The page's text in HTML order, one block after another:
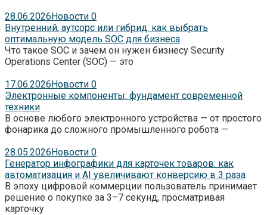
28.06.2026Новости 0
Внутренний, аутсорс или гибрид: как выбрать
оптимальную модель SOC для бизнеса
Что такое SOC и зачем он нужен бизнесу Security
Operations Center (SOC) — это
17.06.2026Новости 0
Электронные компоненты: фундамент современной
техники
В основе любого электронного устройства — от простого
фонарика до сложного промышленного робота —
28.05.2026Новости 0
Генератор инфографики для карточек товаров: как
автоматизация и AI увеличивают конверсию в 3 раза
В эпоху цифровой коммерции пользователь принимает
решение о покупке за 3–7 секунд, просматривая
карточку